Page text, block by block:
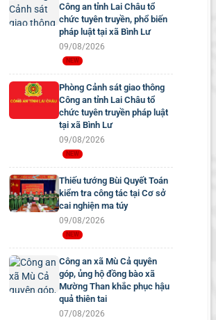
Công an tỉnh Lai Châu tổ
chức tuyên truyền, phổ biến
pháp luật tại xã Bình Lư
09/08/2026
Phòng Cảnh sát giao thông
Công an tỉnh Lai Châu tổ
chức tuyên truyền pháp luật
tại xã Bình Lư
09/08/2026
Thiếu tướng Bùi Quyết Toán
kiểm tra công tác tại Cơ sở
cai nghiện ma túy
09/08/2026
Công an xã Mù Cả quyên
góp, ủng hộ đồng bào xã
Mường Than khắc phục hậu
quả thiên tai
07/08/2026